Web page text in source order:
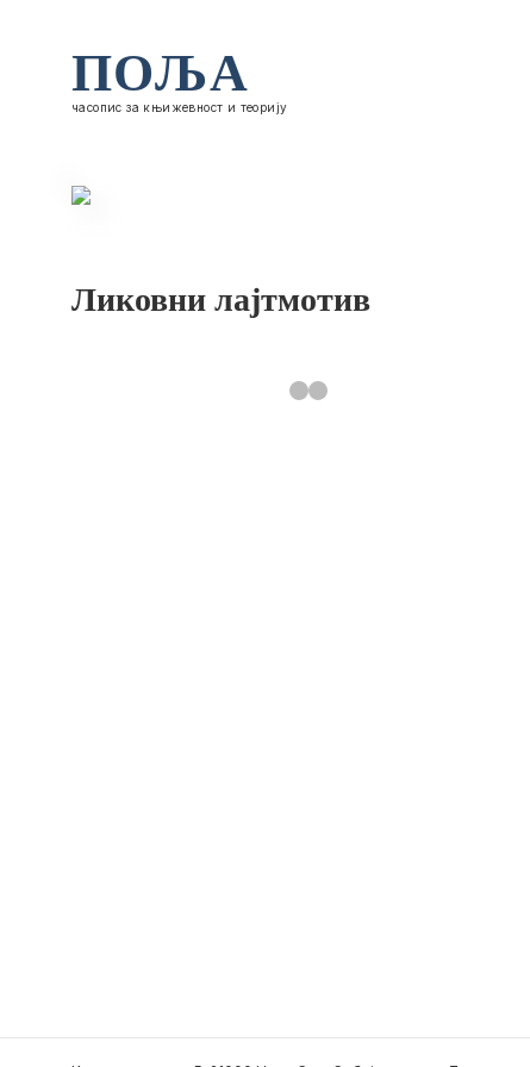
ПОЉА
часопис за књижевност и теорију
Ликовни лајтмотив